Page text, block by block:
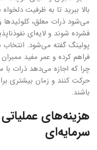
بالا ببرید تا به ظرفیت
می‌شود ذرات معلق،
فشرده شوند و لایه‌ای
پولینگ گفته می‌شود. انتخاب
فراهم کرده و عمر مفید
چرا که اجازه می‌دهد ذرات
حرکت کنند و زمان بیشتری
باشند.
هزینه‌های
سرمایه‌ای